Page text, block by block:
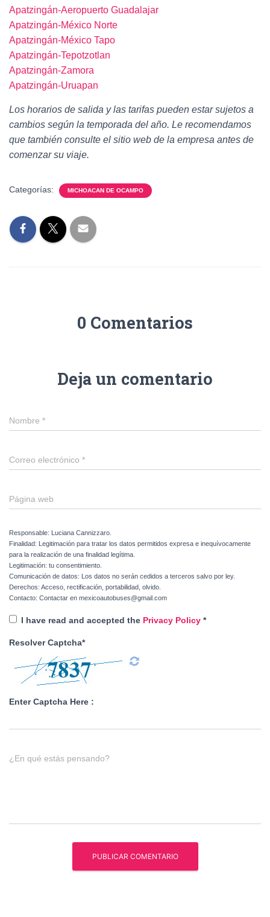
Apatzingán-Aeropuerto Guadalajar
Apatzingán-México Norte
Apatzingán-México Tapo
Apatzingán-Tepotzotlan
Apatzingán-Zamora
Apatzingán-Uruapan
Los horarios de salida y las tarifas pueden estar sujetos a
cambios según la temporada del año. Le recomendamos
que también consulte el sitio web de la empresa antes de
comenzar su viaje.
Categorías: MICHOACAN DE OCAMPO
0 Comentarios
Deja un comentario
Nombre *
Correo electrónico *
Página web
Responsable: Luciana Cannizzaro.
Finalidad: Legitimación para tratar los datos permitidos expresa e inequívocamente
para la realización de una finalidad legítima.
Legitimación: tu consentimiento.
Comunicación de datos: Los datos no serán cedidos a terceros salvo por ley.
Derechos: Acceso, rectificación, portabilidad, olvido.
Contacto: Contactar en mexicoautobuses@gmail.com
I have read and accepted the Privacy Policy *
Resolver Captcha*
Enter Captcha Here :
¿En qué estás pensando?